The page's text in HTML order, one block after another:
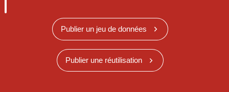
Publier un jeu de données
Publier une réutilisation